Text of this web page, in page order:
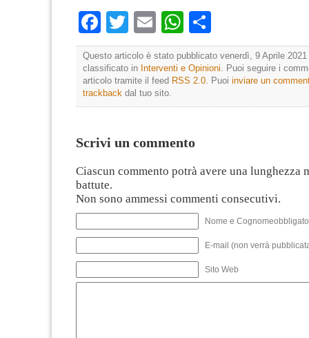
Facebook
TwitterEmailWhatsApp
Questo articolo è stato pubblicato venerdì, 9 Aprile 2021
classificato in Interventi e Opinioni . Puoi seguire i
articolo tramite il feed RSS 2.0 . Puoi inviare un
trackback dal tuo sito.
Scrivi un commento
Ciascun commento potrà avere una lunghezza
battute.
Non sono ammessi commenti consecutivi.
Nome e
E-mail (non verrà
Sito Web